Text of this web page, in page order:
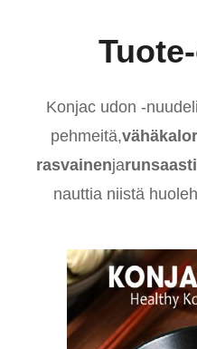
Konjac udon -
pehmeitä,
rasvainenja
nauttia niistä